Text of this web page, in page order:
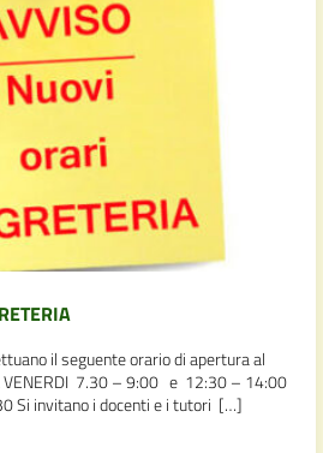
il seguente orario di apertura al
VENERDI 7.30 – 9:00 e 12:30 – 14:00
Si invitano i docenti e i tutori […]